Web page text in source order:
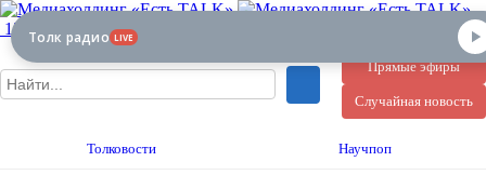
12+
Прямые эфиры
Случайная новость
Толковости Научпоп
Толк радио LIVE